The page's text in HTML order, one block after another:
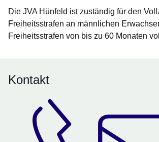
Die JVA Hünfeld ist zuständig für den
Freiheitsstrafen an männlichen
Freiheitsstrafen von bis zu 60 Monaten
Kontakt